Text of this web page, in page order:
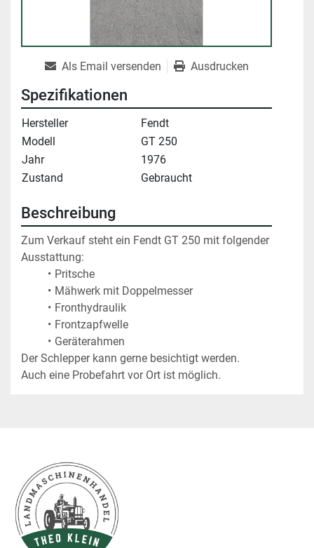
Als Email versenden Ausdrucken
Spezifikationen
Hersteller
Fendt
Modell
GT 250
Jahr
1976
Zustand
Gebraucht
Beschreibung
Zum Verkauf steht ein Fendt GT 250 mit folgender
Ausstattung:
Pritsche
Mähwerk mit Doppelmesser
Fronthydraulik
Frontzapfwelle
Geräterahmen
Der Schlepper kann gerne besichtigt werden.
Auch eine Probefahrt vor Ort ist möglich.